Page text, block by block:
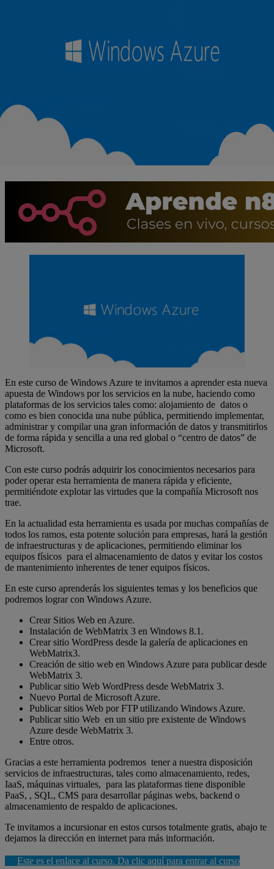
En este curso de Windows Azure te invitamos a aprender esta nueva
apuesta de Windows por los servicios en la nube, haciendo como
plataformas de los servicios tales como: alojamiento de datos o
como es bien conocida una nube pública, permitiendo implementar,
administrar y compilar una gran información de datos y transmitirlos
de forma rápida y sencilla a una red global o “centro de datos” de
Microsoft.
Con este curso podrás adquirir los conocimientos necesarios para
poder operar esta herramienta de manera rápida y eficiente,
permitiéndote explotar las virtudes que la compañía Microsoft nos
trae.
En la actualidad esta herramienta es usada por muchas compañías de
todos los ramos, esta potente solución para empresas, hará la gestión
de infraestructuras y de aplicaciones, permitiendo eliminar los
equipos físicos para el almacenamiento de datos y evitar los costos
de mantenimiento inherentes de tener equipos físicos.
En este curso aprenderás los siguientes temas y los beneficios que
podremos lograr con Windows Azure.
Crear Sitios Web en Azure.
Instalación de WebMatrix 3 en Windows 8.1.
Crear sitio WordPress desde la galería de aplicaciones en
WebMatrix3.
Creación de sitio web en Windows Azure para publicar desde
WebMatrix 3.
Publicar sitio Web WordPress desde WebMatrix 3.
Nuevo Portal de Microsoft Azure.
Publicar sitios Web por FTP utilizando Windows Azure.
Publicar sitio Web en un sitio pre existente de Windows
Azure desde WebMatrix 3.
Entre otros.
Gracias a este herramienta podremos tener a nuestra disposición
servicios de infraestructuras, tales como almacenamiento, redes,
IaaS, máquinas virtuales, para las plataformas tiene disponible
PaaS, , SQL, CMS para desarrollar páginas webs, backend o
almacenamiento de respaldo de aplicaciones.
Te invitamos a incursionar en estos cursos totalmente gratis, abajo te
dejamos la dirección en internet para más información.
Este es el enlace al curso. Da clic aquí para entrar al curso